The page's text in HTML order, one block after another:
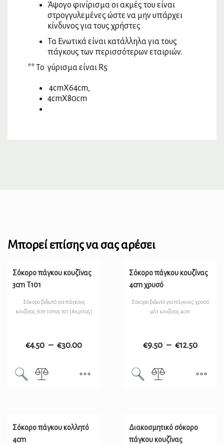
Άψογο φινίρισμα οι ακμές του είναι
στρογγυλεμένες ώστε να μην υπάρχει
κίνδυνος για τους χρήστες
Τα Ενωτικά είναι κατάλληλα για τους
πάγκους των περισσότερων εταιριών.
** Το γύρισμα είναι R5
4cmX64cm,
4cmX80cm
Μπορεί επίσης να σας αρέσει
Σόκορο πάγκου κουζίνας
3cm T101
Σόκορο βιδωτό για πάγκους
κουζίνας 3cm τύπος 101 (Ακρίτας)
€4.50 – €30.00
Σόκορο πάγκου κουζίνας
4cm χρυσό
Σόκορο βιδωτό για πάγκους χρυσό
μάτ κουζίνας 4cm
€9.50 – €12.50
Σόκορο πάγκου κολλητό
4cm
Διακοσμητικό σόκορο
πάγκου κουζίνας